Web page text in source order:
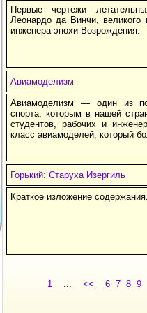
Первые чертежи
Леонардо да Винчи, великого
инженера эпохи Возрождения.
Авиамоделизм
Авиамоделизм — один из
спорта, которым в нашей
студентов, рабочих и
класс авиамоделей, который
Горький: Старуха Изергиль
Краткое изложение
1 ... << 6 7 8 9